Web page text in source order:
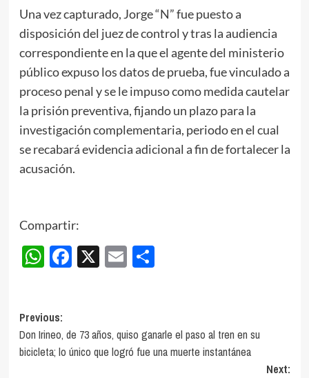
Una vez capturado, Jorge “N” fue puesto a
disposición del juez de control y tras la audiencia
correspondiente en la que el agente del ministerio
público expuso los datos de prueba, fue vinculado a
proceso penal y se le impuso como medida cautelar
la prisión preventiva, fijando un plazo para la
investigación complementaria, periodo en el cual
se recabará evidencia adicional a fin de fortalecer la
acusación.
Compartir:
WhatsApp
Facebook
X EmailCompartir
Post
navigation
Previous:
Don Irineo, de 73 años, quiso ganarle el paso al tren en su
bicicleta; lo único que logró fue una muerte instantánea
Next: